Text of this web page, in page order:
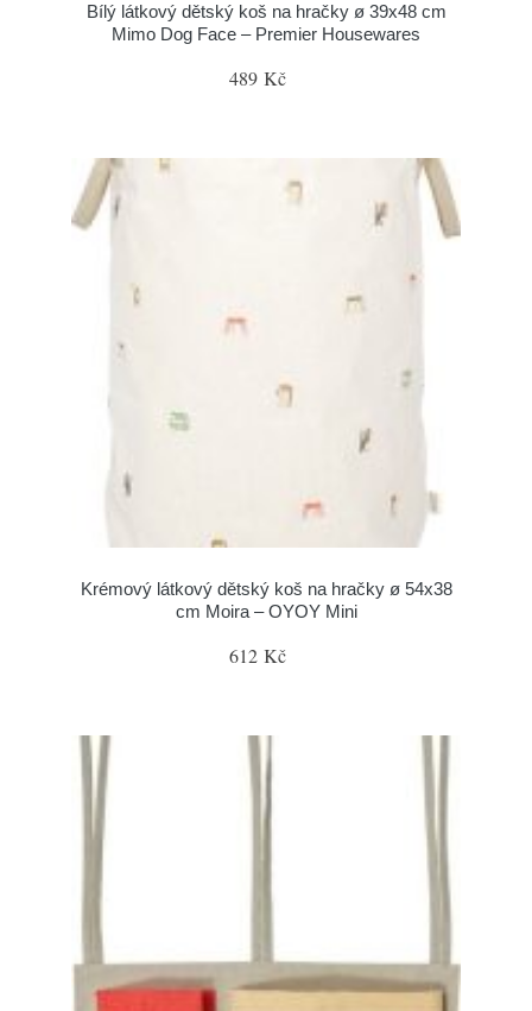
Bílý látkový dětský koš na hračky ø 39x48 cm
Mimo Dog Face – Premier Housewares
489 Kč
Krémový látkový dětský koš na hračky ø 54x38
cm Moira – OYOY Mini
612 Kč